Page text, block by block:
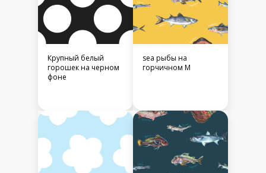
Крупный белый
горошек на черном
фоне
sea рыбы на
горчичном M